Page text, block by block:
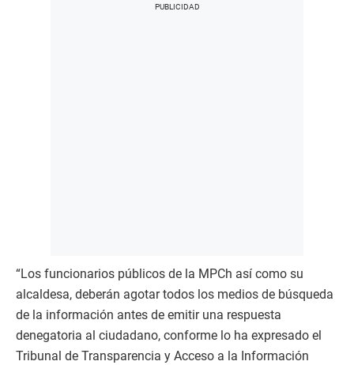
“Los funcionarios públicos de la MPCh así como su
alcaldesa, deberán agotar todos los medios de búsqueda
de la información antes de emitir una respuesta
denegatoria al ciudadano, conforme lo ha expresado el
Tribunal de Transparencia y Acceso a la Información